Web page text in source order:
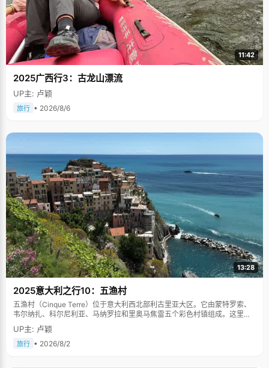
11:42
2025广西行3：古龙山漂流
UP主: 卢颖
旅行 • 2026/8/6
13:28
2025意大利之行10：五渔村
五渔村（Cinque Terre）位于意大利西北部利古里亚大区。它由蒙特罗索、
韦尔纳扎、科尔尼利亚、马纳罗拉和里奥马焦雷五个彩色村镇组成。这里依
山傍海，房屋色彩斑斓，1997年被列为世界文化遗产。
UP主: 卢颖
旅行 • 2026/8/2